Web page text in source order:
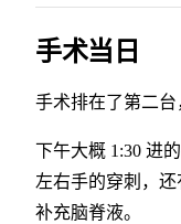
手术当日
手术排在了第二台
下午大概 1:30 进
左右手的穿刺，
补充脑脊液。